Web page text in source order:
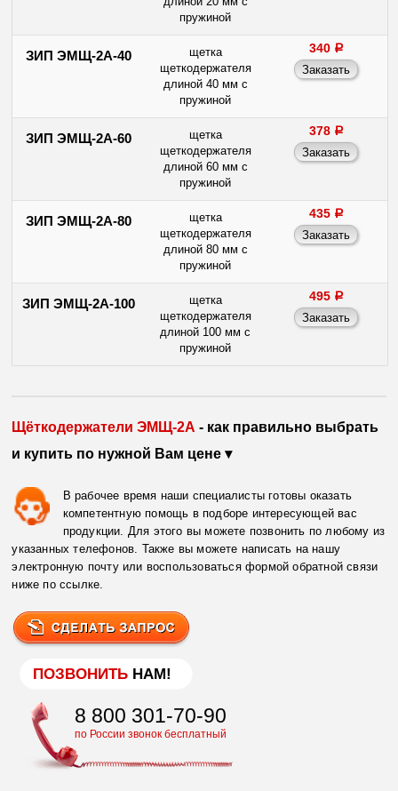
пружиной
ЗИП ЭМЩ-2А-40
щетка
щеткодержателя
длиной 40 мм с
пружиной
340 a
ЗИП ЭМЩ-2А-60
щетка
щеткодержателя
длиной 60 мм с
пружиной
378 a
ЗИП ЭМЩ-2А-80
щетка
щеткодержателя
длиной 80 мм с
пружиной
435 a
ЗИП ЭМЩ-2А-100
щетка
щеткодержателя
длиной 100 мм с
пружиной
495 a
Щёткодержатели ЭМЩ-2А - как правильно выбрать
и купить по нужной Вам цене ▾
В рабочее время наши специалисты готовы оказать
компетентную помощь в подборе интересующей вас
продукции. Для этого вы можете позвонить по любому из
указанных телефонов. Также вы можете написать на нашу
электронную почту или воспользоваться формой обратной связи
ниже по ссылке.
ПОЗВОНИТЬ НАМ!
8 800 301-70-90
по России звонок бесплатный